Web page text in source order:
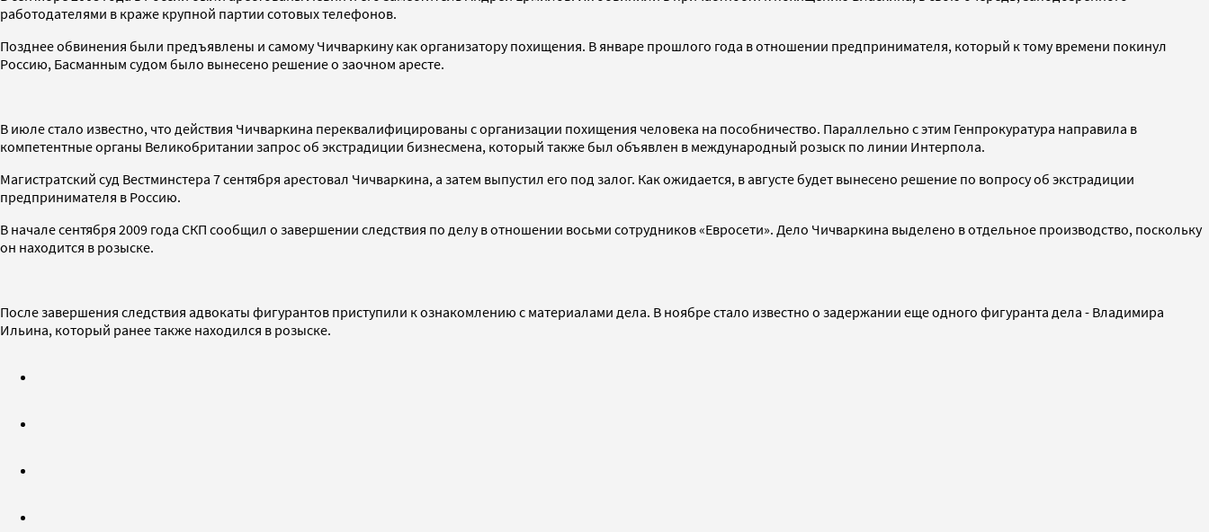
работодателями в краже крупной партии сотовых телефонов.
Позднее обвинения были предъявлены и самому Чичваркину как организатору похищения. В январе прошлого года в отношении предпринимателя, который к тому времени покинул
Россию, Басманным судом было вынесено решение о заочном аресте.
В июле стало известно, что действия Чичваркина переквалифицированы с организации похищения человека на пособничество. Параллельно с этим Генпрокуратура направила в
компетентные органы Великобритании запрос об экстрадиции бизнесмена, который также был объявлен в международный розыск по линии Интерпола.
Магистратский суд Вестминстера 7 сентября арестовал Чичваркина, а затем выпустил его под залог. Как ожидается, в августе будет вынесено решение по вопросу об экстрадиции
предпринимателя в Россию.
В начале сентября 2009 года СКП сообщил о завершении следствия по делу в отношении восьми сотрудников «Евросети». Дело Чичваркина выделено в отдельное производство, поскольку
он находится в розыске.
После завершения следствия адвокаты фигурантов приступили к ознакомлению с материалами дела. В ноябре стало известно о задержании еще одного фигуранта дела - Владимира
Ильина, который ранее также находился в розыске.